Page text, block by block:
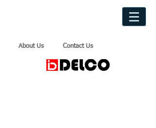
About Us Contact Us